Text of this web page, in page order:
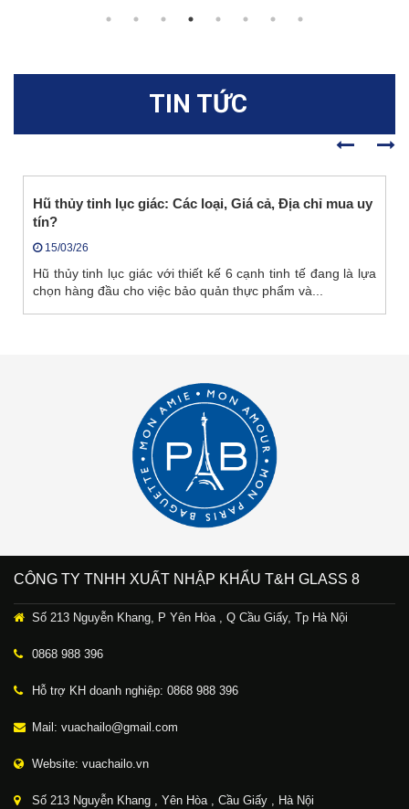
TIN TỨC
Hũ thủy tinh lục giác: Các loại, Giá cả, Địa chỉ mua uy
tín?
15/03/26
Hũ thủy tinh lục giác với thiết kế 6 cạnh tinh tế đang là lựa
chọn hàng đầu cho việc bảo quản thực phẩm và...
CÔNG TY TNHH XUẤT NHẬP KHẨU T&H GLASS 8
Số 213 Nguyễn Khang, P Yên Hòa , Q Cầu Giấy, Tp Hà Nội
0868 988 396
Hỗ trợ KH doanh nghiệp: 0868 988 396
Mail: vuachailo@gmail.com
Website: vuachailo.vn
Số 213 Nguyễn Khang , Yên Hòa , Cầu Giấy , Hà Nội